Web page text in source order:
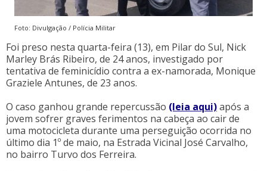
Foto: Divulgação / Polícia Militar
Foi preso nesta quarta-feira (13), em Pilar do Sul, Nick
Marley Brás Ribeiro, de 24 anos, investigado por
tentativa de feminicídio contra a ex-namorada, Monique
Graziele Antunes, de 23 anos.
O caso ganhou grande repercussão (leia aqui)após a
jovem sofrer graves ferimentos na cabeça ao cair de
uma motocicleta durante uma perseguição ocorrida no
último dia 1º de maio, na Estrada Vicinal José Carvalho,
no bairro Turvo dos Ferreira.